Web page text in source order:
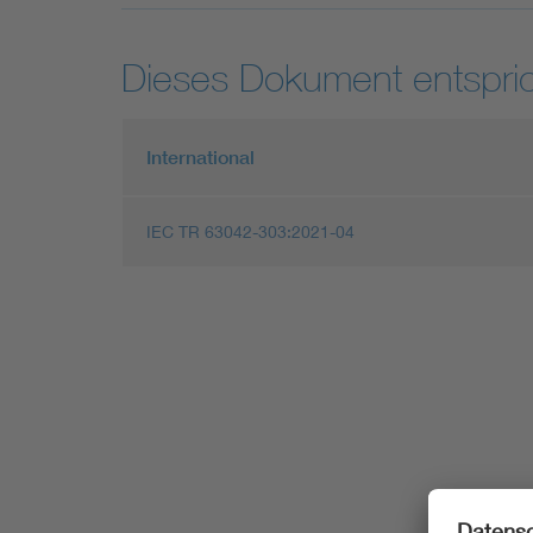
Dieses Dokument
International
IEC TR 63042-303:2021-04